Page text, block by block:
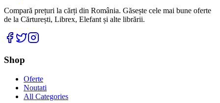
Compară prețuri la cărți din România. Găsește cele mai bune oferte
de la Cărturești, Librex, Elefant și alte librării.
Facebook
Twitter
Shop
Oferte
Noutati
All Categories